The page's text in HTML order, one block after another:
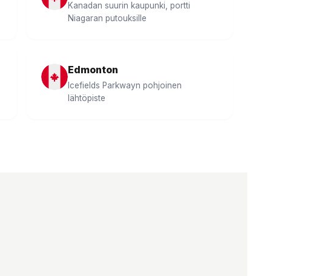
Kanadan suurin kaupunki, portti
Niagaran putouksille
Edmonton
Icefields Parkwayn pohjoinen
lähtöpiste